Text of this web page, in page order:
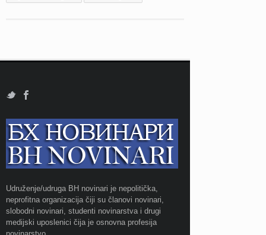
Udruženje/udruga BH novinari je nepolitička,
neprofitna organizacija čiji su članovi novinari,
slobodni novinari, studenti novinarstva i drugi
medijski uposlenici čija je osnovna profesija